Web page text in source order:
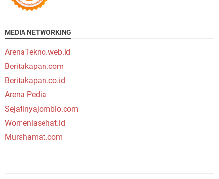
MEDIA NETWORKING
ArenaTekno.web.id
Beritakapan.com
Beritakapan.co.id
Arena Pedia
Sejatinyajomblo.com
Womeniasehat.id
Murahamat.com